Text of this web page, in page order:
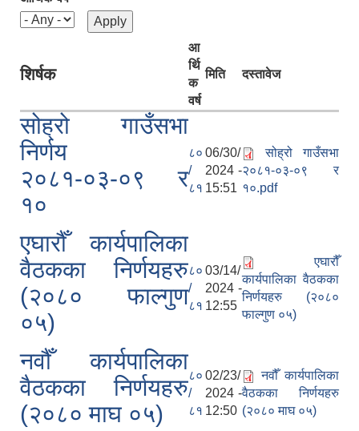
शिर्षक
आ
र्थि
क
वर्ष
मिति दस्तावेज
सोह्रो गाउँसभा
निर्णय
२०८१-०३-०९ र
१०
८०
/
८१
06/30/
2024 -
15:51
सोह्रो गाउँसभा
२०८१-०३-०९ र
१०.pdf
एघारौँ कार्यपालिका
वैठकका निर्णयहरु
(२०८० फाल्गुण
०५)
८०
/
८१
03/14/
2024 -
12:55
एघारौँ
कार्यपालिका वैठकका
निर्णयहरु (२०८०
फाल्गुण ०५)
नवौँ कार्यपालिका
वैठकका निर्णयहरु
(२०८० माघ ०५)
८०
/
८१
02/23/
2024 -
12:50
नवौँ कार्यपालिका
वैठकका निर्णयहरु
(२०८० माघ ०५)